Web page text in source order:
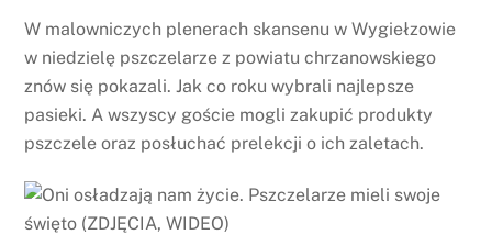
W malowniczych plenerach skansenu w Wygiełzowie
w niedzielę pszczelarze z powiatu chrzanowskiego
znów się pokazali. Jak co roku wybrali najlepsze
pasieki. A wszyscy goście mogli zakupić produkty
pszczele oraz posłuchać prelekcji o ich zaletach.